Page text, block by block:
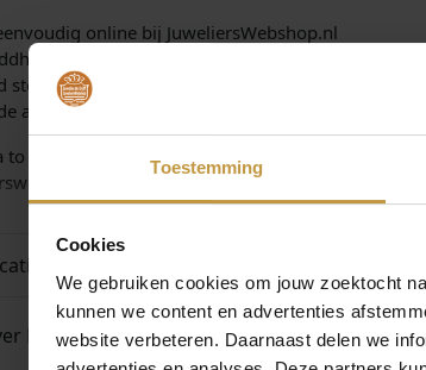
Toestemming
Cookies
We gebruiken cookies om jouw zoektocht
kunnen we content en advertenties
website verbeteren. Daarnaast delen we
online bij JuweliersWebshop.nl
to Buddha armbanden zijn handgemaakt op
sterling 925 zilver. De filosofie van Buddha to
armband!
to Buddha Armbanden – GRATIS verzekerde
is officieel dealer van Buddha to
Buddha To Buddha